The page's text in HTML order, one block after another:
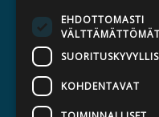
EHDOTTOMASTI
VÄLTTÄMÄTTÖMÄT
KOHDENTAVAT